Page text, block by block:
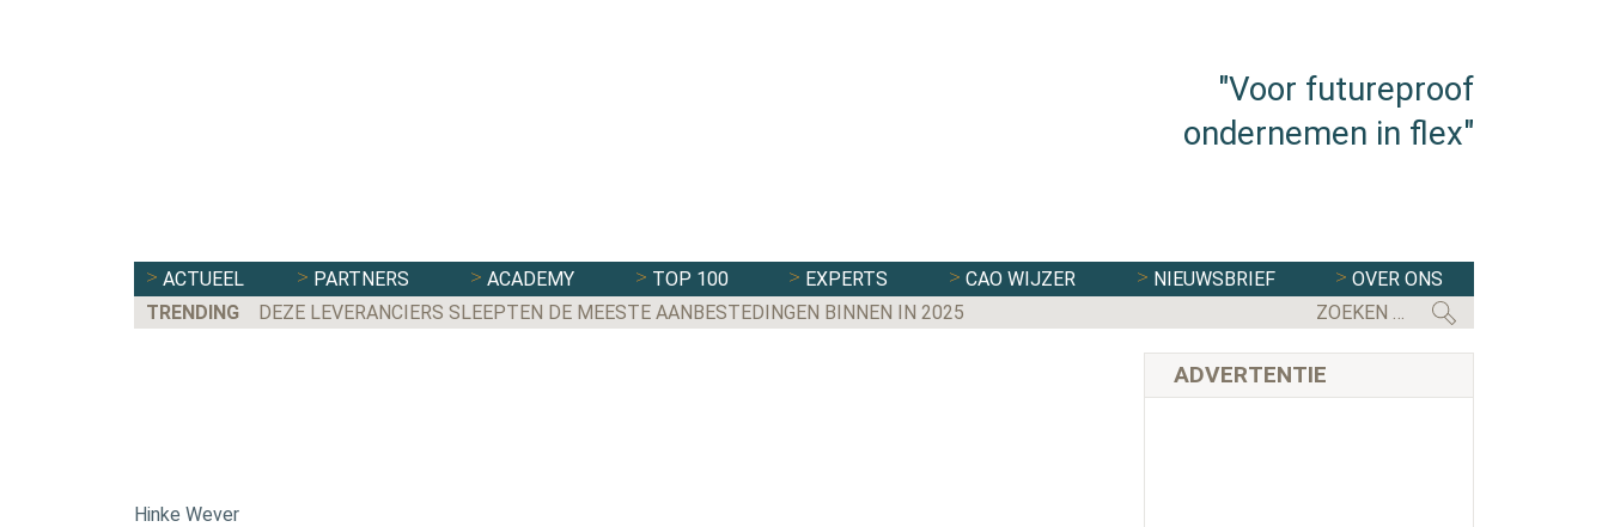
"Voor futureproof
ondernemen in flex"
ACTUEEL PARTNERS ACADEMY TOP 100 EXPERTS CAO WIJZER NIEUWSBRIEF
OVER ONS
TRENDING
DEZE LEVERANCIERS SLEEPTEN DE MEESTE AANBESTEDINGEN BINNEN IN 2025 EERSTE KAMER STEMT IN MET
Hinke Wever
ADVERTENTIE